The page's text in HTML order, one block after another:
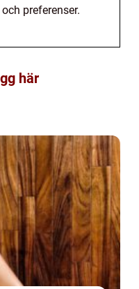
preferenser.
här